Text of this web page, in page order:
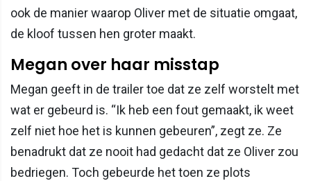
ook de manier waarop Oliver met de situatie omgaat,
de kloof tussen hen groter maakt.
Megan over haar misstap
Megan geeft in de trailer toe dat ze zelf worstelt met
wat er gebeurd is. “Ik heb een fout gemaakt, ik weet
zelf niet hoe het is kunnen gebeuren”, zegt ze. Ze
benadrukt dat ze nooit had gedacht dat ze Oliver zou
bedriegen. Toch gebeurde het toen ze plots